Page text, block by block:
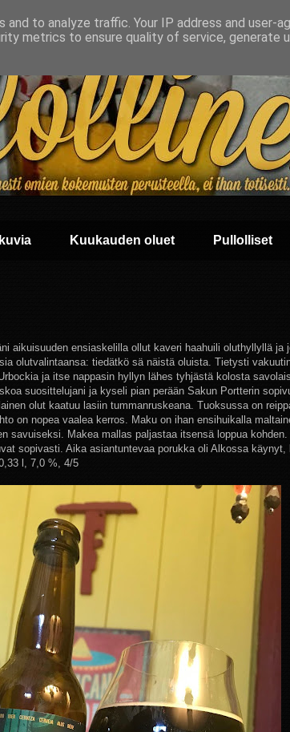
Kuukauden oluet Pullolliset
aikuisuuden ensiaskelilla ollut kaveri haahuili oluthyllyllä ja
olutvalintaansa: tiedätkö sä näistä oluista. Tietysti
ja itse nappasin hyllyn lähes tyhjästä kolosta
suosittelujani ja kyseli pian perään Sakun Portterin
olut kaatuu lasiin tummanruskeana. Tuoksussa on
on nopea vaalea kerros. Maku on ihan ensihuikalla
savuiseksi. Makea mallas paljastaa itsensä loppua kohden.
sopivasti. Aika asiantuntevaa porukka oli Alkossa käynyt,
l, 7,0 %, 4/5
to analyze traffic. Your IP address and user-
metrics to ensure quality of service, generate